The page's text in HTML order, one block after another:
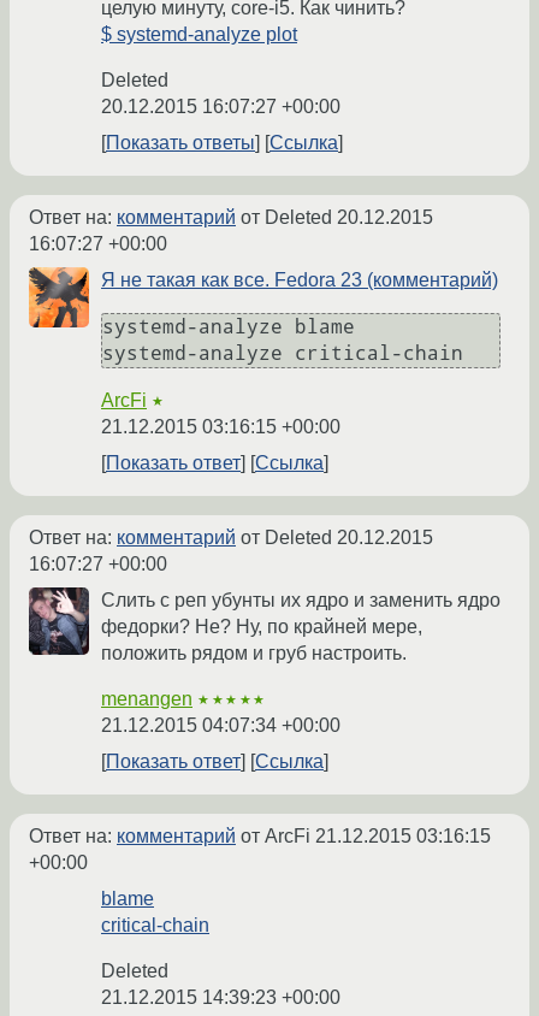
целую минуту, core-i5. Как чинить?
$ systemd-analyze plot
Deleted
20.12.2015 16:07:27 +00:00
Показать ответы
Ссылка
Ответ на: комментарий от Deleted 20.12.2015
16:07:27 +00:00
Я не такая как все. Fedora 23 (комментарий)
systemd-analyze blame
ArcFi ★
21.12.2015 03:16:15 +00:00
Показать ответ
Ссылка
Ответ на: комментарий от Deleted 20.12.2015
16:07:27 +00:00
Слить с реп убунты их ядро и заменить ядро
федорки? Не? Ну, по крайней мере,
положить рядом и груб настроить.
menangen ★★★★★
21.12.2015 04:07:34 +00:00
Показать ответ
Ссылка
Ответ на: комментарий от ArcFi 21.12.2015 03:16:15
+00:00
blame
critical-chain
Deleted
21.12.2015 14:39:23 +00:00